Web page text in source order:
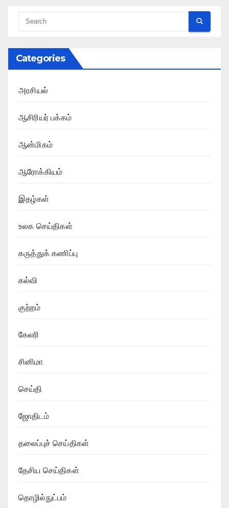
Categories
அரசியல்
ஆசிரியர் பக்கம்
ஆன்மிகம்
ஆரோக்கியம்
இதழ்கள்
உலக செய்திகள்
கருத்துக் கணிப்பு
கல்வி
குற்றம்
கேலரி
சினிமா
செய்தி
ஜோதிடம்
தலைப்புச் செய்திகள்
தேசிய செய்திகள்
தொழில்நுட்பம்